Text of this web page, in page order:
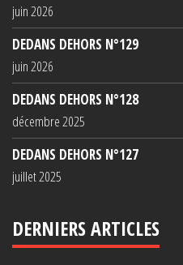
juin 2026
DEDANS DEHORS N°129
juin 2026
DEDANS DEHORS N°128
décembre 2025
DEDANS DEHORS N°127
juillet 2025
DERNIERS ARTICLES